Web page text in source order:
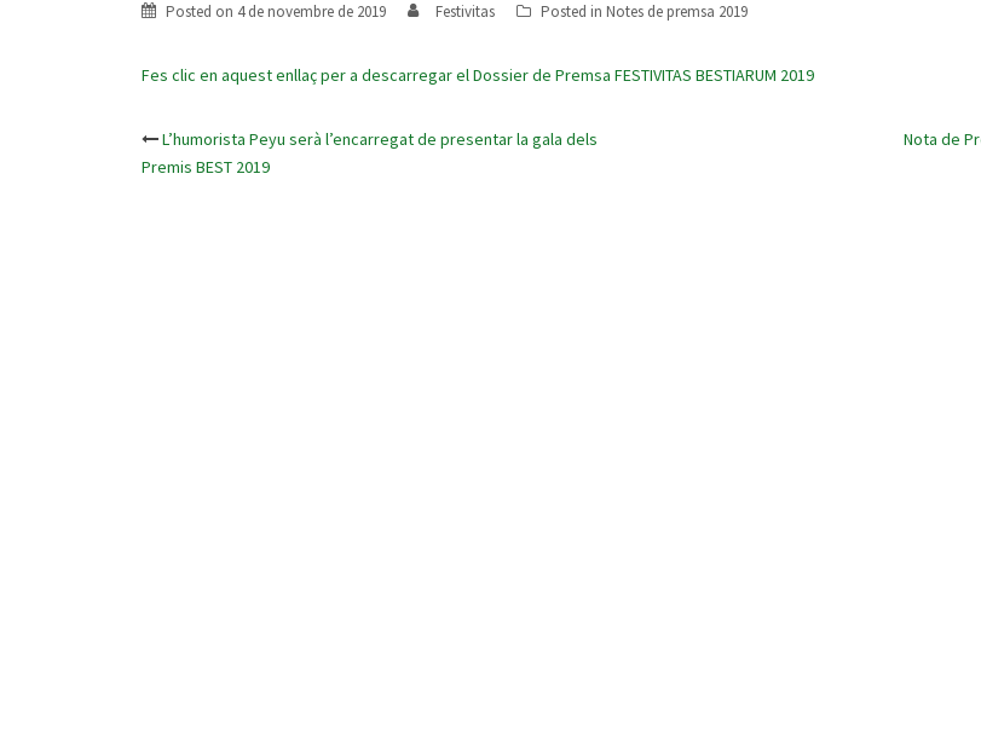
Posted on 4 de novembre de 2019 Festivitas Posted in Notes de premsa 2019
Fes clic en aquest enllaç per a descarregar el Dossier de Premsa FESTIVITAS BESTIARUM 2019
Post
L’humorista Peyu serà l’encarregat de presentar la gala dels
Premis BEST 2019
Nota de